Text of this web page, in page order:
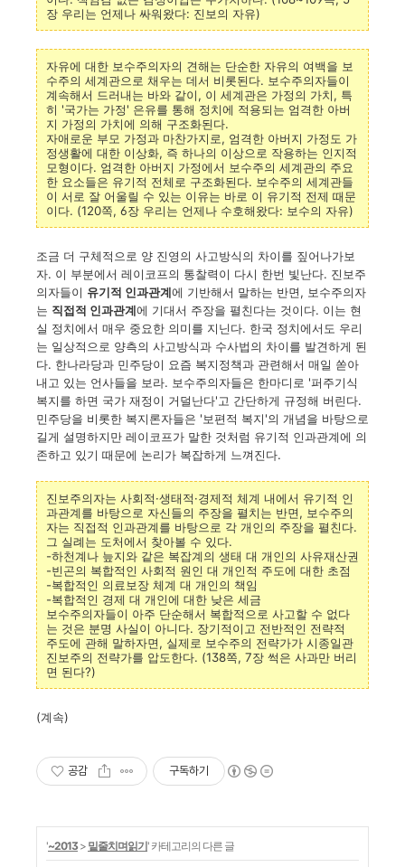
장 우리는 언제나 싸워왔다: 진보의 자유)
자유에 대한 보수주의자의 견해는 단순한 자유의 여백을 보
수주의 세계관으로 채우는 데서 비롯된다. 보수주의자들이
계속해서 드러내는 바와 같이, 이 세계관은 가정의 가치, 특
히 '국가는 가정' 은유를 통해 정치에 적용되는 엄격한 아버
지 가정의 가치에 의해 구조화된다.
자애로운 부모 가정과 마찬가지로, 엄격한 아버지 가정도 가
정생활에 대한 이상화, 즉 하나의 이상으로 작용하는 인지적
모형이다. 엄격한 아버지 가정에서 보수주의 세계관의 주요
한 요소들은 유기적 전체로 구조화된다. 보수주의 세계관들
이 서로 잘 어울릴 수 있는 이유는 바로 이 유기적 전제 때문
이다. (120쪽, 6장 우리는 언제나 수호해왔다: 보수의 자유)
조금 더 구체적으로 양 진영의 사고방식의 차이를 짚어나가보
자. 이 부분에서 레이코프의 통찰력이 다시 한번 빛난다. 진보주
의자들이 유기적 인과관계에 기반해서 말하는 반면, 보수주의자
는 직접적 인과관계에 기대서 주장을 펼친다는 것이다. 이는 현
실 정치에서 매우 중요한 의미를 지닌다. 한국 정치에서도 우리
는 일상적으로 양측의 사고방식과 수사법의 차이를 발견하게 된
다. 한나라당과 민주당이 요즘 복지정책과 관련해서 매일 쏟아
내고 있는 언사들을 보라. 보수주의자들은 한마디로 '퍼주기식
복지를 하면 국가 재정이 거덜난다'고 간단하게 규정해 버린다.
민주당을 비롯한 복지론자들은 '보편적 복지'의 개념을 바탕으로
길게 설명하지만 레이코프가 말한 것처럼 유기적 인과관계에 의
존하고 있기 때문에 논리가 복잡하게 느껴진다.
진보주의자는 사회적·생태적·경제적 체계 내에서 유기적 인
과관계를 바탕으로 자신들의 주장을 펼치는 반면, 보수주의
자는 직접적 인과관계를 바탕으로 각 개인의 주장을 펼친다.
그 실례는 도처에서 찾아볼 수 있다.
-하천계나 늪지와 같은 복잡계의 생태 대 개인의 사유재산권
-빈곤의 복합적인 사회적 원인 대 개인적 주도에 대한 초점
-복합적인 의료보장 체계 대 개인의 책임
-복합적인 경제 대 개인에 대한 낮은 세금
보수주의자들이 아주 단순해서 복합적으로 사고할 수 없다
는 것은 분명 사실이 아니다. 장기적이고 전반적인 전략적
주도에 관해 말하자면, 실제로 보수주의 전략가가 시종일관
진보주의 전략가를 압도한다. (138쪽, 7장 썩은 사과만 버리
면 된다?)
(계속)
공감 구독하기
'~2013> 밑줄치며읽기' 카테고리의 다른 글